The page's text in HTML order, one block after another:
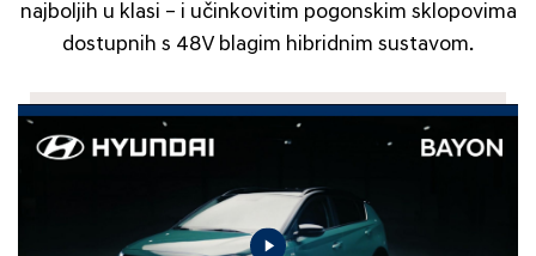
najboljih u klasi – i učinkovitim pogonskim sklopovima
dostupnih s 48V blagim hibridnim sustavom.